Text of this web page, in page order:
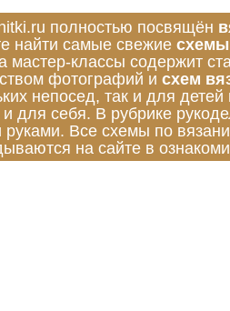
полностью посвящён
найти самые свежие схемы
мастер-классы содержит
фотографий и схем
непосед, так и для
и для себя. В рубрике
руками. Все схемы по
на сайте в